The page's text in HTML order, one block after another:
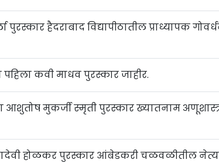
पुरस्कार हैदराबाद विद्यापीठातील प्राध्यापक
कवी माधव पुरस्कार जाहीर.
मुकर्जी स्मृती पुरस्कार ख्यातनाम
होळकर पुरस्कार आंबेडकरी चळवळीतील